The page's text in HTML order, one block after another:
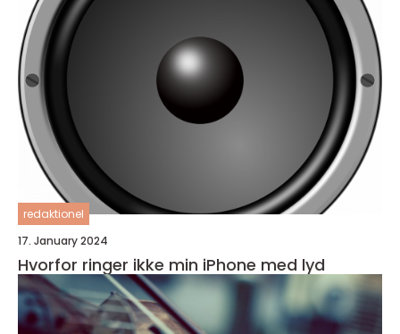
redaktionel
17. January 2024
Hvorfor ringer ikke min iPhone med lyd